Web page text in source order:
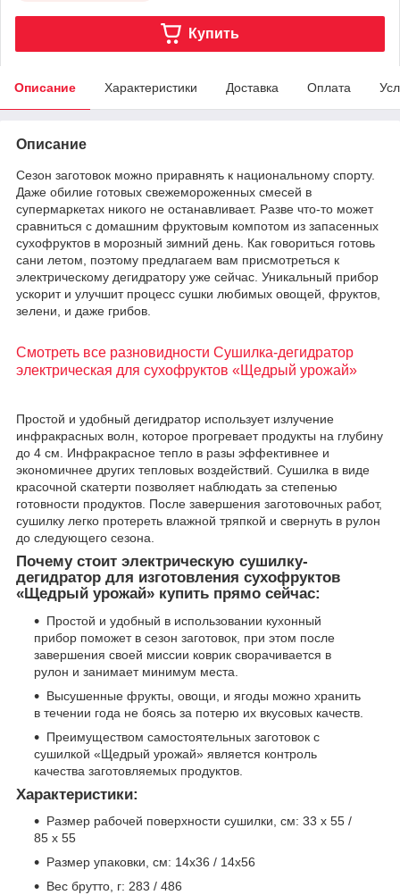
Купить
Описание Характеристики Доставка Оплата
Описание
Сезон заготовок можно приравнять к национальному спорту.
Даже обилие готовых свежемороженных смесей в
супермаркетах никого не останавливает. Разве что-то может
сравниться с домашним фруктовым компотом из запасенных
сухофруктов в морозный зимний день. Как говориться готовь
сани летом, поэтому предлагаем вам присмотреться к
электрическому дегидратору уже сейчас. Уникальный прибор
ускорит и улучшит процесс сушки любимых овощей, фруктов,
зелени, и даже грибов.
Смотреть все разновидности Сушилка-дегидратор
электрическая для сухофруктов «Щедрый урожай»
Простой и удобный дегидратор использует излучение
инфракрасных волн, которое прогревает продукты на глубину
до 4 см. Инфракрасное тепло в разы эффективнее и
экономичнее других тепловых воздействий. Сушилка в виде
красочной скатерти позволяет наблюдать за степенью
готовности продуктов. После завершения заготовочных работ,
сушилку легко протереть влажной тряпкой и свернуть в рулон
до следующего сезона.
Почему стоит электрическую сушилку-
дегидратор для изготовления сухофруктов
«Щедрый урожай» купить прямо сейчас:
Простой и удобный в использовании кухонный
прибор поможет в сезон заготовок, при этом после
завершения своей миссии коврик сворачивается в
рулон и занимает минимум места.
Высушенные фрукты, овощи, и ягоды можно хранить
в течении года не боясь за потерю их вкусовых качеств.
Преимуществом самостоятельных заготовок с
сушилкой «Щедрый урожай» является контроль
качества заготовляемых продуктов.
Характеристики:
Размер рабочей поверхности сушилки, см: 33 х 55 /
85 х 55
Размер упаковки, см: 14х36 / 14х56
Вес брутто, г: 283 / 486